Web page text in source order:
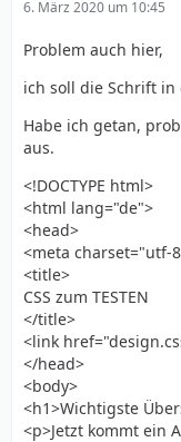
6. März 2020 um 10:45
Problem auch hier,
ich soll die Schrift
Habe ich getan,
aus.
<!DOCTYPE html>
<html lang="de">
<head>
<meta charset="utf-
<title>
CSS zum TESTEN
</title>
<link
</head>
<body>
<h1>Wichtigste
<p>Jetzt kommt ein